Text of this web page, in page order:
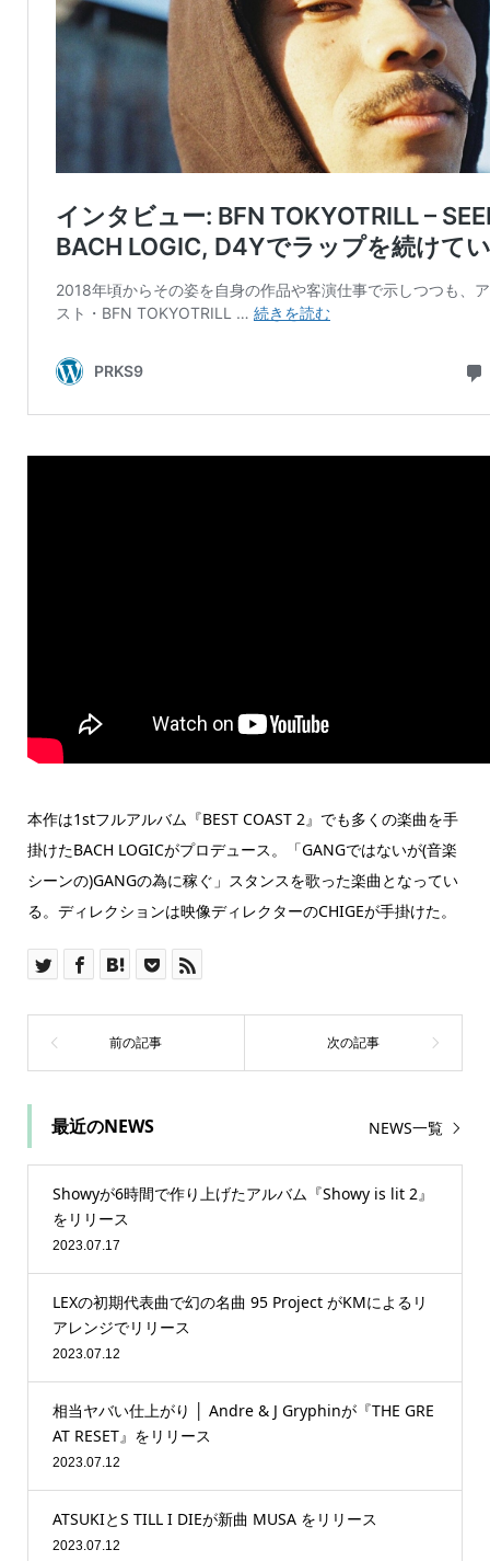
本作は1stフルアルバム『BEST COAST 2』でも多くの楽曲を手
掛けたBACH LOGICがプロデュース。「GANGではないが(音楽
シーンの)GANGの為に稼ぐ」スタンスを歌った楽曲となってい
る。ディレクションは映像ディレクターのCHIGEが手掛けた。
最近のNEWS NEWS一覧
Showyが6時間で作り上げたアルバム『Showy is lit 2』
をリリース
2023.07.17
LEXの初期代表曲で幻の名曲 95 Project がKMによるリ
アレンジでリリース
2023.07.12
相当ヤバい仕上がり │ Andre & J Gryphinが『THE GRE
AT RESET』をリリース
2023.07.12
ATSUKIとS TILL I DIEが新曲 MUSA をリリース
2023.07.12